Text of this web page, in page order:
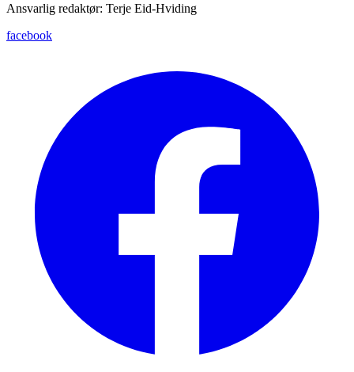
Ansvarlig redaktør: Terje Eid-Hviding
facebook